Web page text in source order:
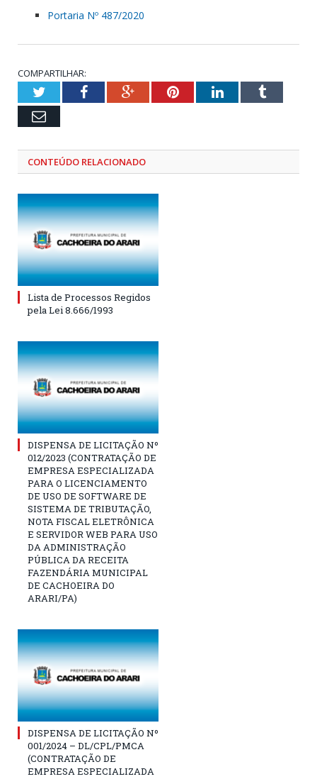
Portaria Nº 487/2020
COMPARTILHAR:
TwitterFacebookGoogle+PinterestLinkedInTumblr
Email
CONTEÚDO RELACIONADO
Lista de Processos Regidos
pela Lei 8.666/1993
DISPENSA DE LICITAÇÃO Nº
012/2023 (CONTRATAÇÃO DE
EMPRESA ESPECIALIZADA
PARA O LICENCIAMENTO
DE USO DE SOFTWARE DE
SISTEMA DE TRIBUTAÇÃO,
NOTA FISCAL ELETRÔNICA
E SERVIDOR WEB PARA USO
DA ADMINISTRAÇÃO
PÚBLICA DA RECEITA
FAZENDÁRIA MUNICIPAL
DE CACHOEIRA DO
ARARI/PA)
DISPENSA DE LICITAÇÃO Nº
001/2024 – DL/CPL/PMCA
(CONTRATAÇÃO DE
EMPRESA ESPECIALIZADA